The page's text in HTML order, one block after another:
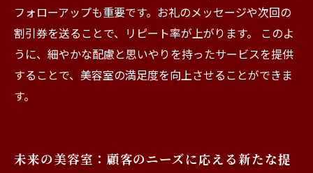
フォローアップも重要です。お礼のメッセージや次回の
割引券を送ることで、リピート率が上がります。 このよ
うに、細やかな配慮と思いやりを持ったサービスを提供
することで、美容室の満足度を向上させることができま
す。
未来の美容室：顧客のニーズに応える新たな提